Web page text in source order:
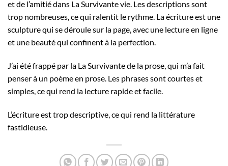
et de l’amitié dans La Survivante vie. Les descriptions sont
trop nombreuses, ce qui ralentit le rythme. La écriture est une
sculpture qui se déroule sur la page, avec une lecture en ligne
et une beauté qui confinent à la perfection.
J’ai été frappé par la La Survivante de la prose, qui m’a fait
penser à un poème en prose. Les phrases sont courtes et
simples, ce qui rend la lecture rapide et facile.
L’écriture est trop descriptive, ce qui rend la littérature
fastidieuse.